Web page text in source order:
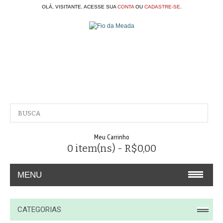
OLÁ, VISITANTE. ACESSE SUA CONTAOU CADASTRE-SE
Meu Carrinho
0 item(ns) - R$0,00
MENU
A EMPRESA
CONTATO
CATEGORIAS